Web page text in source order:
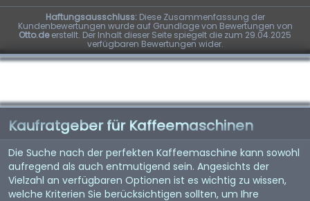
Haftungsausschluss:Diese Zusammenfassung der
Kundenbewertungen wurde auf Grundlage von Bewertungen von
Otto.deerstellt. Der Inhalt dieser Seite spiegelt die zum 29.04.2025
verfügbaren Bewertungen wider.
Kaufratgeber für Kaffeemaschinen
Die Suche nach der perfekten Kaffeemaschine kann sowohl
aufregend als auch entmutigend sein. Angesichts der
Vielzahl an verfügbaren Optionen ist es wichtig zu wissen,
welche Kriterien Sie berücksichtigen sollten, um Ihre